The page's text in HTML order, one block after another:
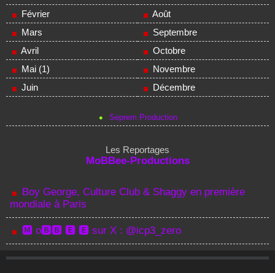
Février
Mars
Avril
Mai (1)
Juin
Août
Septembre
Octobre
Novembre
Décembre
Seprem Production
Les Reportages
MoBBee-Productions
Boy George, Culture Club & Shaggy en première
mondiale à Paris
🅼 o🅱🅱 🅴 🅴 sur X : @icp3_zero